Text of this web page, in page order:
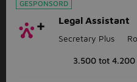
GESPONSORD
Legal Assistant
Secretary Plus
3.500 tot 4.200